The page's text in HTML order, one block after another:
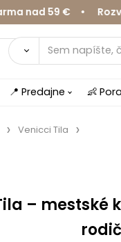
59 € • Rozvoz
📍 Predajne 👶
Venicci Tila
– mestské